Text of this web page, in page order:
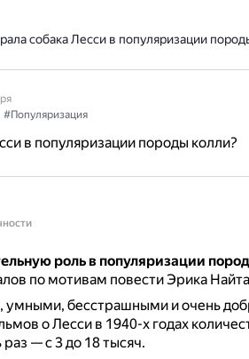
собака Лесси в популяризации
#Популяризация
в популяризации породы колли?
роль в популяризации
по мотивам повести Эрика
умными, бесстрашными и очень
о Лесси в 1940-х годах
— с 3 до 18 тысяч.